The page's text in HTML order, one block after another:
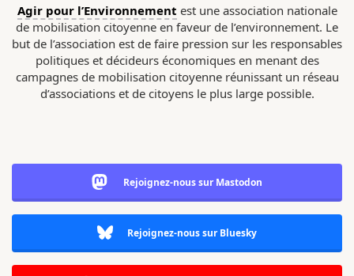
Agir pour l’Environnement est une association nationale
de mobilisation citoyenne en faveur de l’environnement. Le
but de l’association est de faire pression sur les responsables
politiques et décideurs économiques en menant des
campagnes de mobilisation citoyenne réunissant un réseau
d’associations et de citoyens le plus large possible.
Rejoignez-nous sur Mastodon
Rejoignez-nous sur Bluesky